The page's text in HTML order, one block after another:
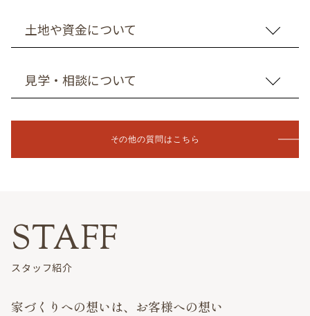
土地や資金について
見学・相談について
その他の質問はこちら
スタッフ紹介
家づくりへの想いは、お客様への想い